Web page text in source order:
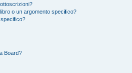
o un argomento specifico?
Board?